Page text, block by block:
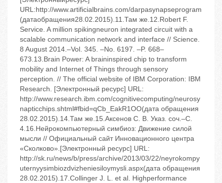
URL:http://www.artificialbrains.com/darpasynapseprogram
(датаобращения28.02.2015).11.Там же.12.Robert F.
Service. A million spikingneuron integrated circuit with a
scalable communication network and interface // Science.
8 August 2014.–Vol. 345. –No. 6197. –P. 668–
673.13.Brain Power: A braininspired chip to transform
mobility and Internet of Things through sensory
perception. // The official website of IBM Corporation: IBM
Research. [Электронный ресурс] URL:
http://www.research.ibm.com/cognitivecomputing/neurosy
napticchips.shtml#fbid=qCb_EakR1OO(дата обращения
28.02.2015).14.Там же.15.Аксенов С. В. Указ. соч.–С.
4.16.Нейрокомпьютерный симбиоз: Движение силой
мысли // Официальный сайт Инновационного центра
«Сколково».[Электронный ресурс] URL:
http://sk.ru/news/b/press/archive/2013/03/22/neyrokompy
uternyysimbiozdvizheniesiloymysli.aspx(дата обращения
28.02.2015).17.Collinger J. L. et al. Highperformance